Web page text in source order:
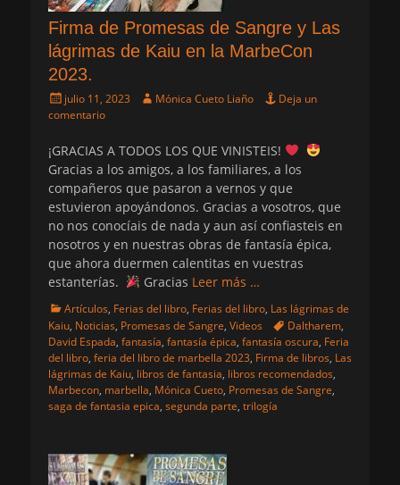
Firma de Promesas de Sangre y Las
lágrimas de Kaiu en la MarbeCon
2023.
Publicado
el
julio 11, 2023 AutorMónica Cueto Liaño
Deja un
comentario
¡GRACIAS A TODOS LOS QUE VINISTEIS!
Gracias a los amigos, a los familiares, a los
compañeros que pasaron a vernos y que
estuvieron apoyándonos. Gracias a vosotros, que
no nos conocíais de nada y aun así confiasteis en
nosotros y en nuestras obras de fantasía épica,
que ahora duermen calentitas en vuestras
estanterías.
Gracias Leer más …
Categorias
Artículos, Ferias del libro, Ferias del libro, Las lágrimas de
Kaiu, Noticias, Promesas de Sangre, Videos Etiquetas
Daltharem,
David Espada, fantasía, fantasía épica, fantasía oscura, Feria
del libro, feria del libro de marbella 2023, Firma de libros, Las
lágrimas de Kaiu, libros de fantasia, libros recomendados,
Marbecon, marbella, Mónica Cueto, Promesas de Sangre,
saga de fantasia epica, segunda parte, trilogía